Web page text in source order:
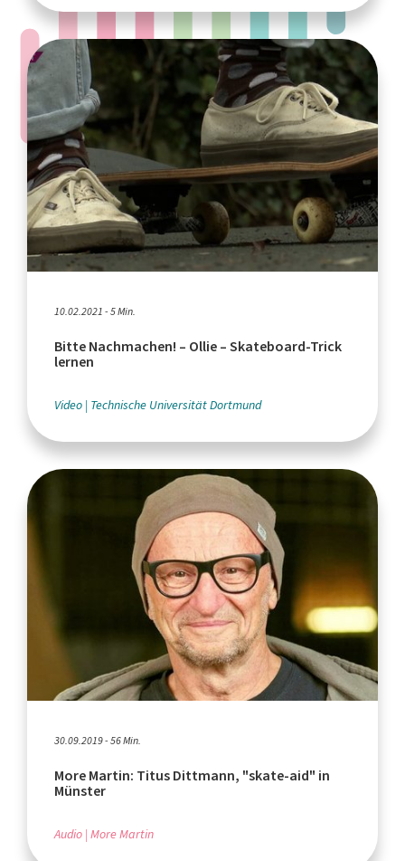
10.02.2021 - 5 Min.
Bitte Nachmachen! – Ollie – Skateboard-Trick
lernen
Video Technische Universität Dortmund
30.09.2019 - 56 Min.
More Martin: Titus Dittmann, "skate-aid" in
Münster
Audio More Martin